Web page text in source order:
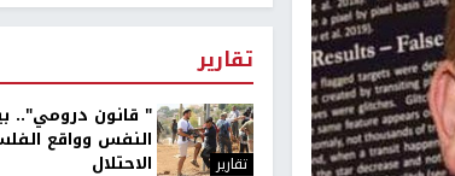
تقارير
تقارير
" قانون درومي"..
النفس وواقع
الاحتلال